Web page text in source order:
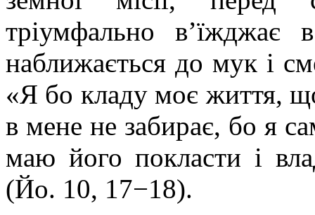
тріумфально в’їжджає
наближається до мук і
«Я бо кладу моє життя,
в мене не забирає, бо я
маю його покласти і
(Йо. 10, 17−18).